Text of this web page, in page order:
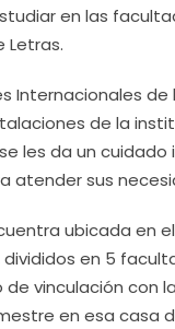
en las
Letras.
Internacionales
de la
les da un
atender sus
ubicada en
en 5
vinculación con
en esa casa